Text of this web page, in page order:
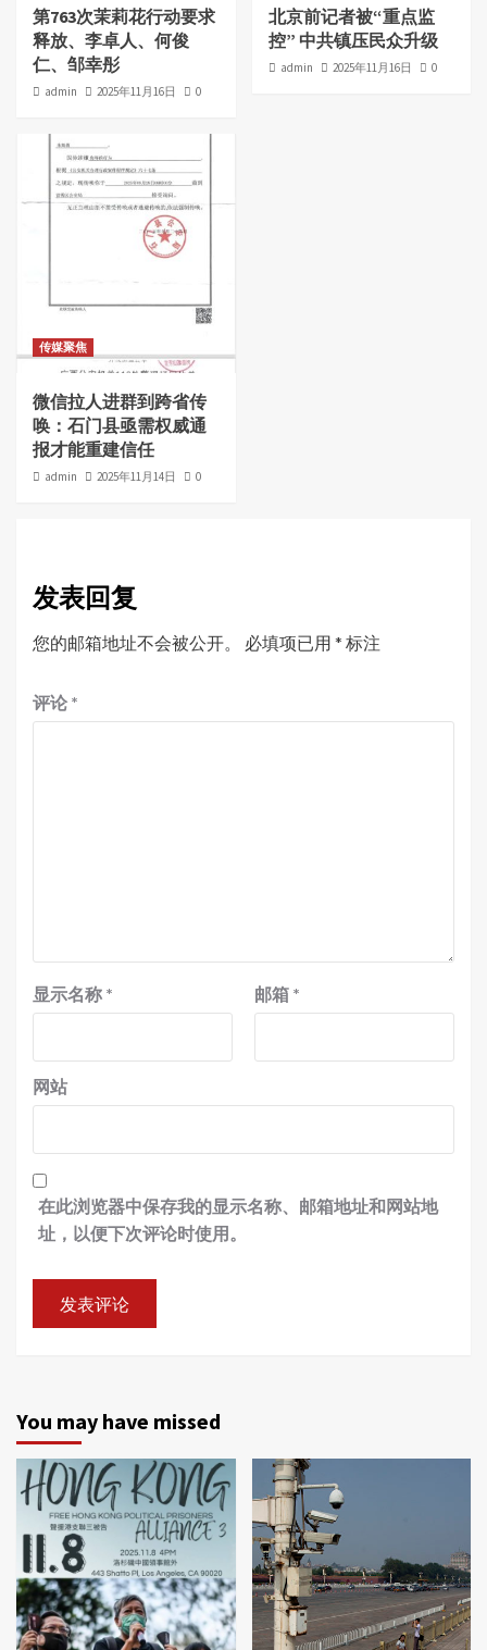
第763次茉莉花行动要求
释放、李卓人、何俊
仁、邹幸彤
admin 2025年11月16日 0
北京前记者被“重点监
控” 中共镇压民众升级
admin 2025年11月16日 0
传媒聚焦
微信拉人进群到跨省传
唤：石门县亟需权威通
报才能重建信任
admin 2025年11月14日 0
发表回复
您的邮箱地址不会被公开。 必填项已用 * 标注
评论 *
显示名称 * 邮箱 *
网站
在此浏览器中保存我的显示名称、邮箱地址和网站地
址，以便下次评论时使用。
You may have missed